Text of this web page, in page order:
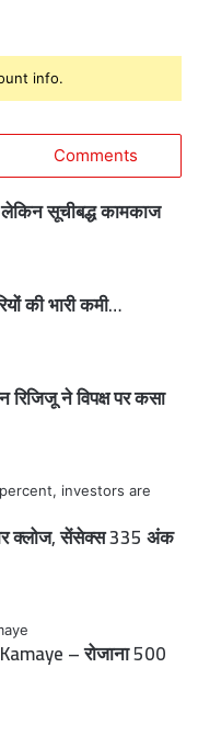
info.
Comments
लेकिन सूचीबद्ध कामकाज
की भारी कमी…
रिजिजू ने विपक्ष पर कसा
क्लोज, सेंसेक्स 335 अंक
– रोजाना 500